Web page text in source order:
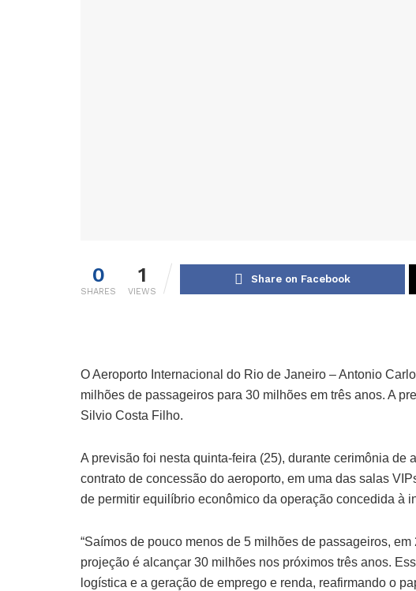
0
SHARES
1
VIEWS
Share on Facebook
O Aeroporto Internacional do Rio de Janeiro – Antonio
milhões de passageiros para 30 milhões em três anos. A
Silvio Costa Filho.
A previsão foi nesta quinta-feira (25), durante cerimônia de
contrato de concessão do aeroporto, em uma das salas
de permitir equilíbrio econômico da operação concedida à
“Saímos de pouco menos de 5 milhões de passageiros,
projeção é alcançar 30 milhões nos próximos três anos.
logística e a geração de emprego e renda, reafirmando o